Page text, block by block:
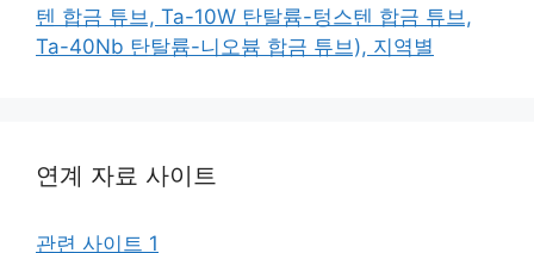
텐 합금 튜브, Ta-10W 탄탈륨-텅스텐 합금 튜브,
Ta-40Nb 탄탈륨-니오븀 합금 튜브), 지역별
연계 자료 사이트
관련 사이트 1